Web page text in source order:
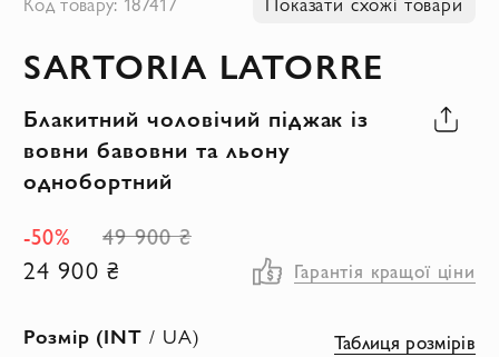
початку
зображень
SARTORIA LATORRE
Блакитний чоловічий піджак із
вовни бавовни та льону
однобортний
-50%
49 900 ₴
24 900 ₴ Гарантія кращої ціни
Розмір (INT / UA) Таблиця розмірів